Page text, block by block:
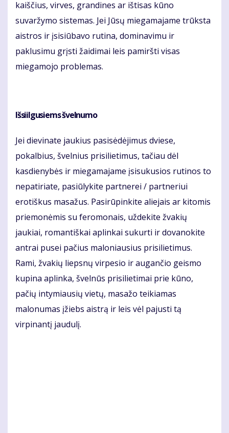
kaiščius, virves, grandines ar ištisas kūno
suvaržymo sistemas. Jei Jūsų miegamajame trūksta
aistros ir įsisiūbavo rutina, dominavimu ir
paklusimu grįsti žaidimai leis pamiršti visas
miegamojo problemas.
Išsiilgusiems švelnumo
Jei dievinate jaukius pasisėdėjimus dviese,
pokalbius, švelnius prisilietimus, tačiau dėl
kasdienybės ir miegamajame įsisukusios rutinos to
nepatiriate, pasiūlykite partnerei / partneriui
erotiškus masažus. Pasirūpinkite aliejais ar kitomis
priemonėmis su feromonais, uždekite žvakių
jaukiai, romantiškai aplinkai sukurti ir dovanokite
antrai pusei pačius maloniausius prisilietimus.
Rami, žvakių liepsnų virpesio ir augančio geismo
kupina aplinka, švelnūs prisilietimai prie kūno,
pačių intymiausių vietų, masažo teikiamas
malonumas įžiebs aistrą ir leis vėl pajusti tą
virpinantį jaudulį.